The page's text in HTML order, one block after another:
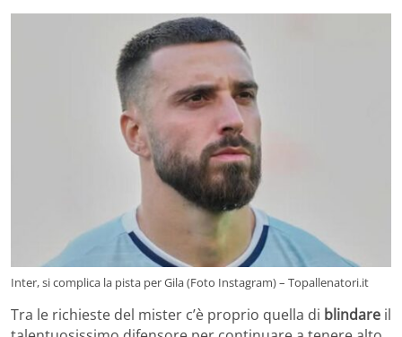
Inter, si complica la pista per Gila (Foto Instagram) – Topallenatori.it
Tra le richieste del mister c’è proprio quella di blindare il